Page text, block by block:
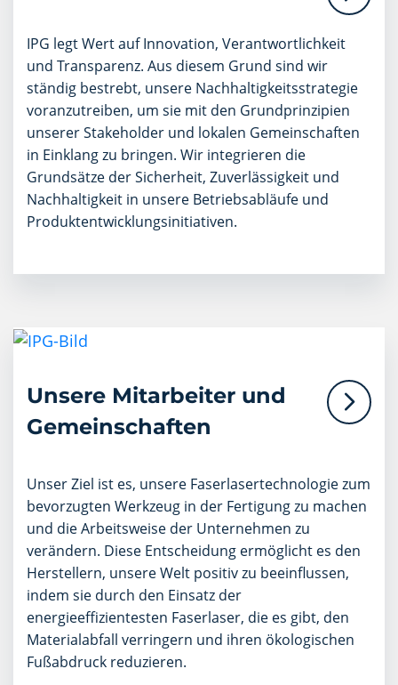
IPG legt Wert auf Innovation, Verantwortlichkeit
und Transparenz. Aus diesem Grund sind wir
ständig bestrebt, unsere Nachhaltigkeitsstrategie
voranzutreiben, um sie mit den Grundprinzipien
unserer Stakeholder und lokalen Gemeinschaften
in Einklang zu bringen. Wir integrieren die
Grundsätze der Sicherheit, Zuverlässigkeit und
Nachhaltigkeit in unsere Betriebsabläufe und
Produktentwicklungsinitiativen.
Unsere Mitarbeiter und
Gemeinschaften
Unser Ziel ist es, unsere Faserlasertechnologie zum
bevorzugten Werkzeug in der Fertigung zu machen
und die Arbeitsweise der Unternehmen zu
verändern. Diese Entscheidung ermöglicht es den
Herstellern, unsere Welt positiv zu beeinflussen,
indem sie durch den Einsatz der
energieeffizientesten Faserlaser, die es gibt, den
Materialabfall verringern und ihren ökologischen
Fußabdruck reduzieren.